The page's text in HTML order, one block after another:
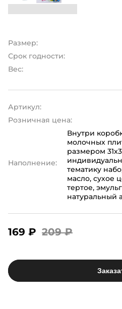
Размер:
Срок годности:
Вес:
Артикул:
Розничная цена:
Наполнение:
Внутри
молочных
размером
тематику
масло, сухое
тертое,
натуральный
169 ₽ 209 ₽